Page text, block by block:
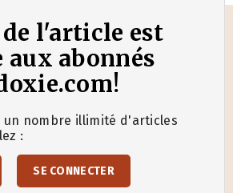
l'article est
aux abonnés
un nombre illimité d'articles
:
SE CONNECTER